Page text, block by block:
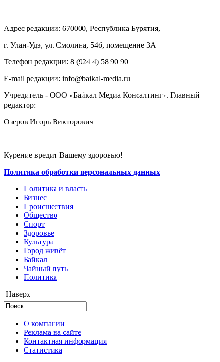
Адрес редакции: 670000, Республика Бурятия,
г. Улан-Удэ, ул. Смолина, 54б, помещение 3А
Телефон редакции: ‎‎8 (924 4) 58 90 90
E-mail редакции: info@baikal-media.ru
Учредитель - ООО «Байкал Медиа Консалтинг». Главный
редактор:
Озеров Игорь Викторович
Курение вредит Вашему здоровью!
Политика обработки персональных данных
Политика и власть
Бизнес
Происшествия
Общество
Cпорт
Здоровье
Культура
Город живёт
Байкал
Чайный путь
Политика
Наверх
О компании
Реклама на сайте
Контактная информация
Статистика